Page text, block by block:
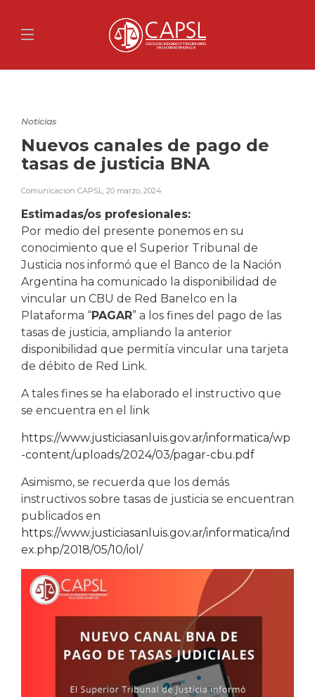
Noticias
Nuevos canales de pago de
tasas de justicia BNA
Comunicacion CAPSL, 20 marzo, 2024
Estimadas/os profesionales:
Por medio del presente ponemos en su
conocimiento que el Superior Tribunal de
Justicia nos informó que el Banco de la Nación
Argentina ha comunicado la disponibilidad de
vincular un CBU de Red Banelco en la
Plataforma “PAGAR” a los fines del pago de las
tasas de justicia, ampliando la anterior
disponibilidad que permitía vincular una tarjeta
de débito de Red Link.
A tales fines se ha elaborado el instructivo que
se encuentra en el link
https://www.justiciasanluis.gov.ar/informatica/wp
-content/uploads/2024/03/pagar-cbu.pdf
Asimismo, se recuerda que los demás
instructivos sobre tasas de justicia se encuentran
publicados en
https://www.justiciasanluis.gov.ar/informatica/ind
ex.php/2018/05/10/iol/